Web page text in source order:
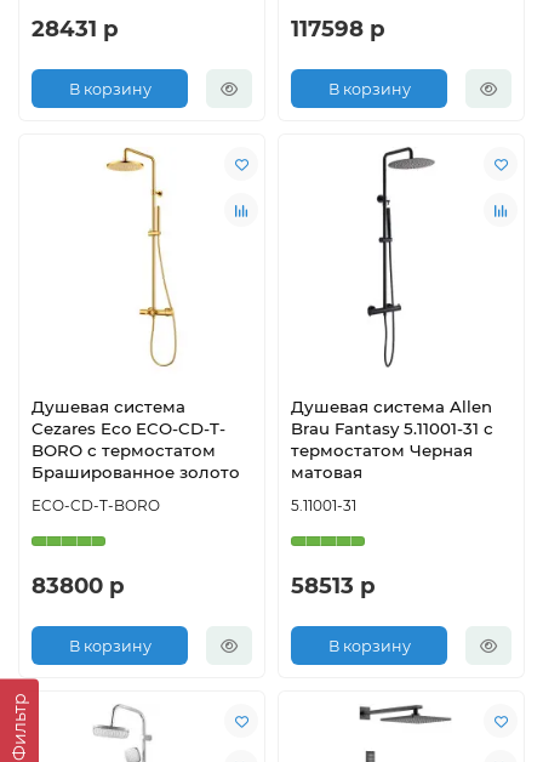
Фильтр
28431 р
В корзину
117598 р
В корзину
Душевая система
Cezares Eco ECO-CD-T-
BORO с термостатом
Брашированное золото
ECO-CD-T-BORO
83800 р
В корзину
Душевая система Allen
Brau Fantasy 5.11001-31 с
термостатом Черная
матовая
5.11001-31
58513 р
В корзину